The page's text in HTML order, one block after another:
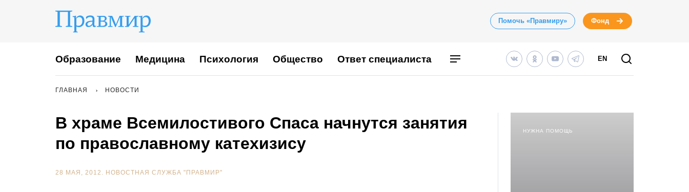
Помочь «Правмиру» Фонд
Образование Медицина Психология Общество Ответ специалиста EN
ГЛАВНАЯ НОВОСТИ
В храме Всемилостивого Спаса начнутся занятия
по православному катехизису
28 МАЯ, 2012. НОВОСТНАЯ СЛУЖБА "ПРАВМИР"
НУЖНА ПОМОЩЬ